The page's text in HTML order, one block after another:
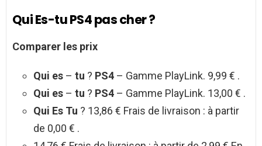
Qui Es-tu PS4 pas cher ?
Comparer les prix
Qui es – tu ? PS4 – Gamme PlayLink. 9,99 € .
Qui es – tu ? PS4 – Gamme PlayLink. 13,00 € .
Qui Es Tu ? 13,86 € Frais de livraison : à partir
de 0,00 € .